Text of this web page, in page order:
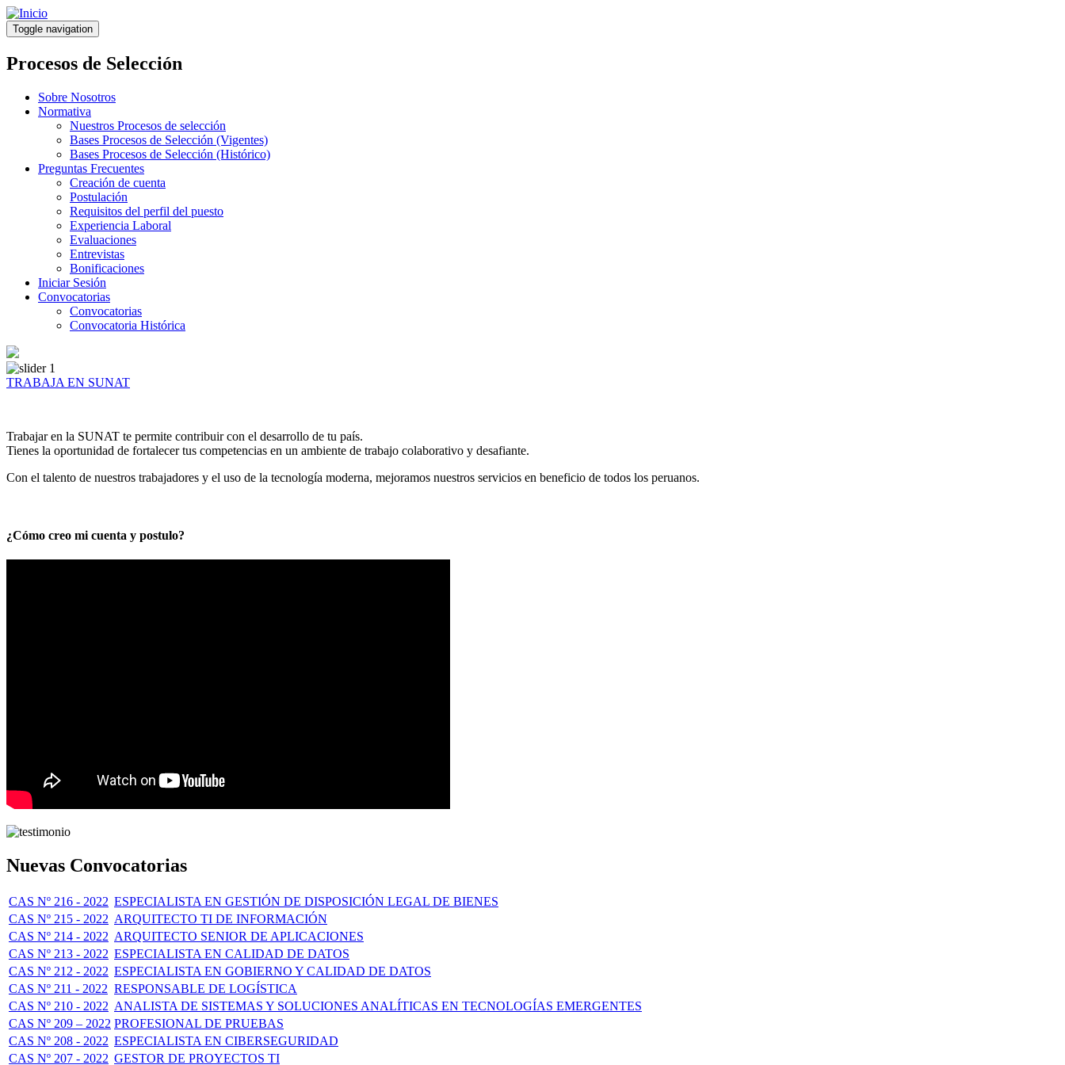
Pasar
al
contenido
principal
Toggle navigation
Procesos de Selección
Sobre Nosotros
Normativa
Nuestros Procesos de selección
Bases Procesos de Selección (Vigentes)
Bases Procesos de Selección (Histórico)
Preguntas Frecuentes
Creación de cuenta
Postulación
Requisitos del perfil del puesto
Experiencia Laboral
Evaluaciones
Entrevistas
Bonificaciones
Iniciar Sesión
Convocatorias
Convocatorias
Convocatoria Histórica
TRABAJA EN SUNAT
Trabajar en la SUNAT te permite contribuir con el desarrollo de tu país.
Tienes la oportunidad de fortalecer tus competencias en un ambiente de trabajo colaborativo y desafiante.
Con el talento de nuestros trabajadores y el uso de la tecnología moderna, mejoramos nuestros servicios en beneficio de todos los peruanos.
¿Cómo creo mi cuenta y postulo?
Nuevas Convocatorias
CAS Nº 216 - 2022 ESPECIALISTA EN GESTIÓN DE DISPOSICIÓN LEGAL DE BIENES
CAS Nº 215 - 2022 ARQUITECTO TI DE INFORMACIÓN
CAS Nº 214 - 2022 ARQUITECTO SENIOR DE APLICACIONES
CAS Nº 213 - 2022 ESPECIALISTA EN CALIDAD DE DATOS
CAS Nº 212 - 2022 ESPECIALISTA EN GOBIERNO Y CALIDAD DE DATOS
CAS Nº 211 - 2022 RESPONSABLE DE LOGÍSTICA
CAS Nº 210 - 2022 ANALISTA DE SISTEMAS Y SOLUCIONES ANALÍTICAS EN TECNOLOGÍAS EMERGENTES
CAS Nº 209 – 2022 PROFESIONAL DE PRUEBAS
CAS Nº 208 - 2022 ESPECIALISTA EN CIBERSEGURIDAD
CAS Nº 207 - 2022 GESTOR DE PROYECTOS TI